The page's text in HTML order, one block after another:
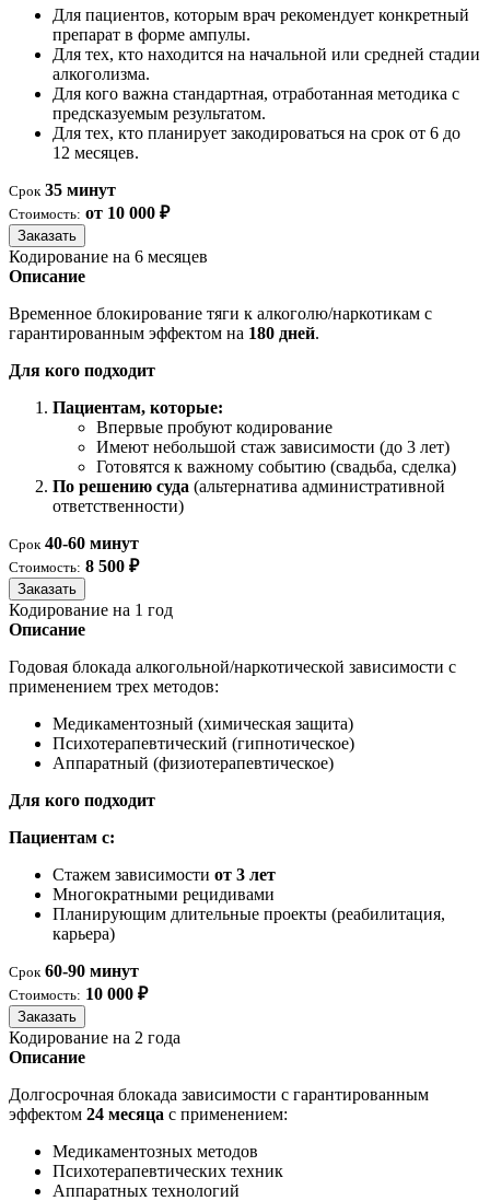
Для пациентов, которым врач рекомендует конкретный
препарат в форме ампулы.
Для тех, кто находится на начальной или средней стадии
алкоголизма.
Для кого важна стандартная, отработанная методика с
предсказуемым результатом.
Для тех, кто планирует закодироваться на срок от 6 до
12 месяцев.
Срок 35 минут
Стоимость: от 10 000 ₽
Заказать
Кодирование на 6 месяцев
Описание
Временное блокирование тяги к алкоголю/наркотикам с
гарантированным эффектом на 180 дней.
Для кого подходит
Пациентам, которые:
Впервые пробуют кодирование
Имеют небольшой стаж зависимости (до 3 лет)
Готовятся к важному событию (свадьба, сделка)
По решению суда (альтернатива административной
ответственности)
Срок 40-60 минут
Стоимость: 8 500 ₽
Заказать
Кодирование на 1 год
Описание
Годовая блокада алкогольной/наркотической зависимости с
применением трех методов:
Медикаментозный (химическая защита)
Психотерапевтический (гипнотическое)
Аппаратный (физиотерапевтическое)
Для кого подходит
Пациентам с:
Стажем зависимости от 3 лет
Многократными рецидивами
Планирующим длительные проекты (реабилитация,
карьера)
Срок 60-90 минут
Стоимость: 10 000 ₽
Заказать
Кодирование на 2 года
Описание
Долгосрочная блокада зависимости с гарантированным
эффектом 24 месяца с применением:
Медикаментозных методов
Психотерапевтических техник
Аппаратных технологий